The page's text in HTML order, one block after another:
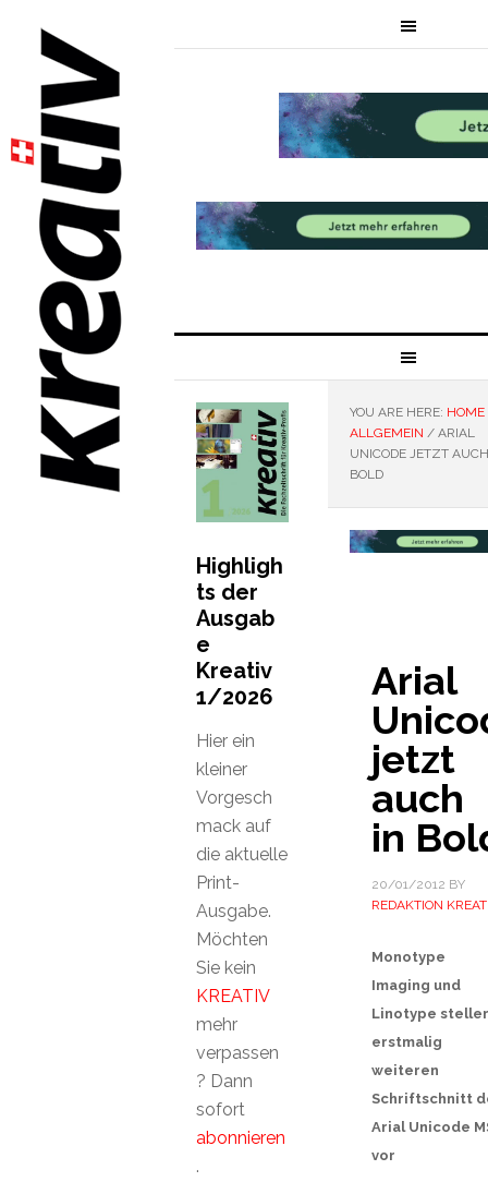
YOU ARE HERE: HOME
ALLGEMEIN /ARIAL
UNICODE JETZT
BOLD
Arial
jetzt
auch
in
20/01/2012 BY
REDAKTION
Monotype
Imaging und
Linotype
erstmalig
weiteren
Schriftschnitt
Arial Unicode
vor
Highligh
ts der
Ausgab
e
Kreativ
1/2026
Hier ein
kleiner
Vorgesch
mack auf
die aktuelle
Print-
Ausgabe.
Möchten
Sie kein
KREATIV
mehr
verpassen
? Dann
sofort
abonnieren
.